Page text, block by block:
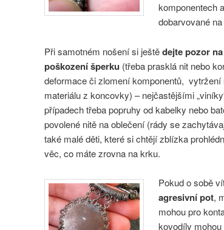
komponentech
dobarvované
Při samotném nošení si ještědejte pozor
poškození šperku (třeba prasklá nit nebo
deformace či zlomení komponentů, vytržení
materiálu z koncovky) – nejčastějšími
případech třeba popruhy od kabelky nebo
povolené nitě na oblečení (rády se
také malé děti, které si chtějí zblízka
věc, co máte zrovna na krku.
Pokud o sobě
agresivní pot,
mohou pro
kovodíly